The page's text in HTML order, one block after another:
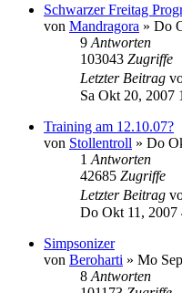
Schwarzer Freitag
von Mandragora » Do
9 Antworten
103043 Zugriffe
Letzter Beitrag
Sa Okt 20, 2007
Training am 12.10.07?
von Stollentroll » Do
1 Antworten
42685 Zugriffe
Letzter Beitrag
Do Okt 11, 2007
Simpsonizer
von Beroharti » Mo
8 Antworten